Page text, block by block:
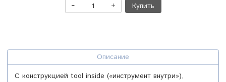
Купить
Описание
С конструкцией tool inside («инструмент внутри»),